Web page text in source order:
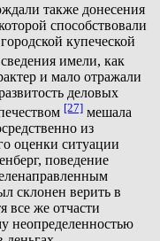
также донесения
способствовали
купеческой
имели, как
и мало отражали
деловых
[27] мешала
из
оценки ситуации
поведение
склонен верить в
все же отчасти
неопределенностью